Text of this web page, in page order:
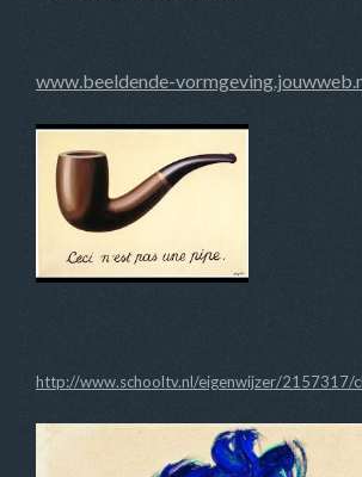
www.beeldende-
http://www.schooltv.nl/eigenwijzer/2157317/